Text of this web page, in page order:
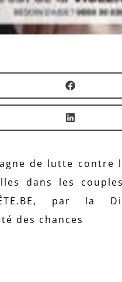
de lutte contre
dans les
par la
des chances